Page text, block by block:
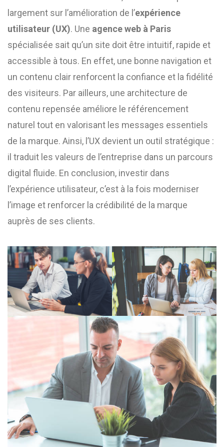
largement sur l’amélioration de l’expérience
utilisateur (UX). Une agence web à Paris
spécialisée sait qu’un site doit être intuitif, rapide et
accessible à tous. En effet, une bonne navigation et
un contenu clair renforcent la confiance et la fidélité
des visiteurs. Par ailleurs, une architecture de
contenu repensée améliore le référencement
naturel tout en valorisant les messages essentiels
de la marque. Ainsi, l’UX devient un outil stratégique :
il traduit les valeurs de l’entreprise dans un parcours
digital fluide. En conclusion, investir dans
l’expérience utilisateur, c’est à la fois moderniser
l’image et renforcer la crédibilité de la marque
auprès de ses clients.